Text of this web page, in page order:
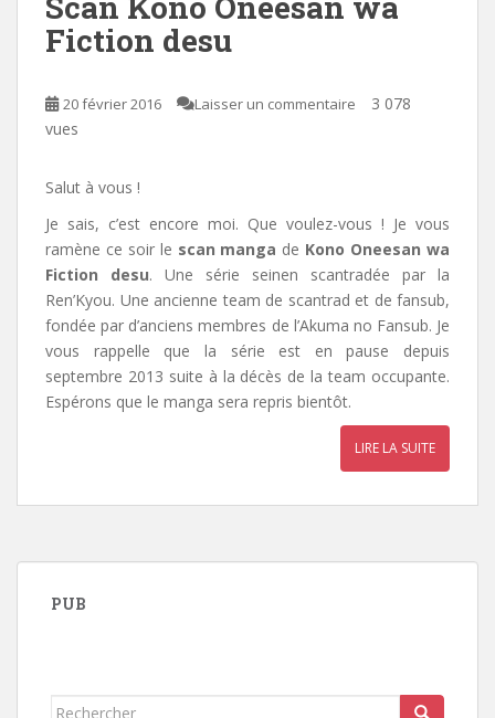
Fiction desu
20 février 2016 Laisser un commentaire
3 078
vues
Salut à vous !
Je sais, c’est encore moi. Que voulez-vous ! Je vous
ramène ce soir le scan manga de Kono Oneesan wa
Fiction desu. Une série seinen scantradée par la
Ren’Kyou. Une ancienne team de scantrad et de fansub,
fondée par d’anciens membres de l’Akuma no Fansub. Je
vous rappelle que la série est en pause depuis
septembre 2013 suite à la décès de la team occupante.
Espérons que le manga sera repris bientôt.
LIRE LA SUITE
PUB
Rechercher...